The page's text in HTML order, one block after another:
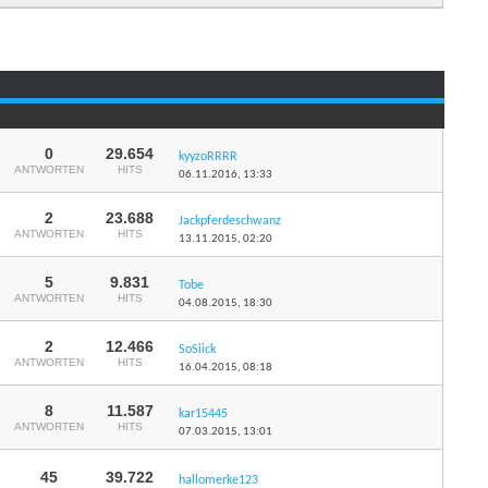
0
ANTWORTEN
29.654
HITS
kyyzoRRRR
06.11.2016, 13:33
2
ANTWORTEN
23.688
HITS
Jackpferdeschwanz
13.11.2015,02:20
5
ANTWORTEN
9.831
HITS
Tobe
04.08.2015, 18:30
2
ANTWORTEN
12.466
HITS
SoSiick
16.04.2015,08:18
8
ANTWORTEN
11.587
HITS
kar15445
07.03.2015, 13:01
45 39.722 hallomerke123